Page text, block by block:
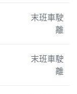
末班車駛
離
末班車駛
離